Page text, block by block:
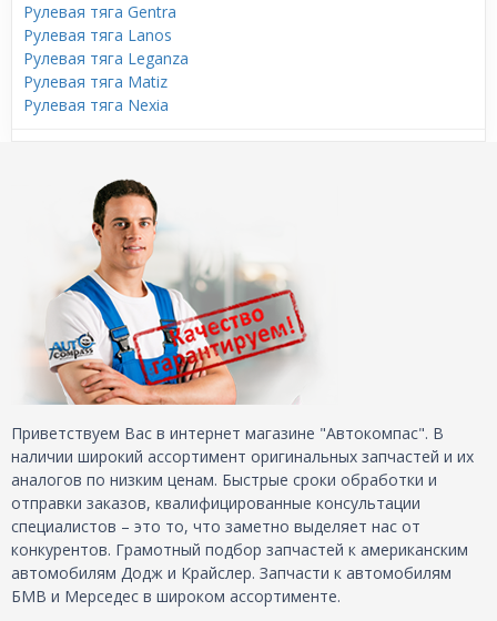
Рулевая тяга Gentra
Рулевая тяга Lanos
Рулевая тяга Leganza
Рулевая тяга Matiz
Рулевая тяга Nexia
Приветствуем Вас в интернет магазине "Автокомпас". В
наличии широкий ассортимент оригинальных запчастей и их
аналогов по низким ценам. Быстрые сроки обработки и
отправки заказов, квалифицированные консультации
специалистов – это то, что заметно выделяет нас от
конкурентов. Грамотный подбор запчастей к американским
автомобилям Додж и Крайслер. Запчасти к автомобилям
БМВ и Мерседес в широком ассортименте.